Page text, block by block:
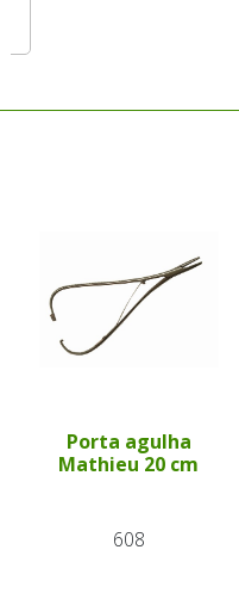
Porta agulha
Mathieu 20 cm
608